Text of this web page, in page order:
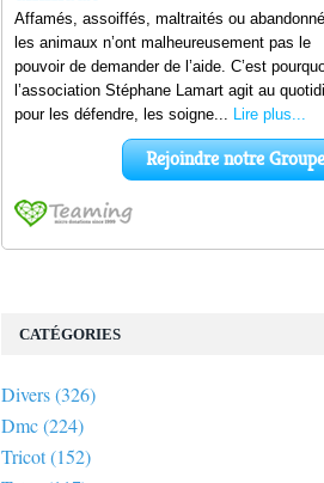
CATÉGORIES
Divers(326)
Dmc(224)
Tricot(152)